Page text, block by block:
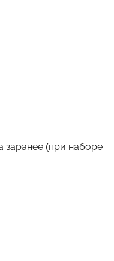
заранее (при наборе